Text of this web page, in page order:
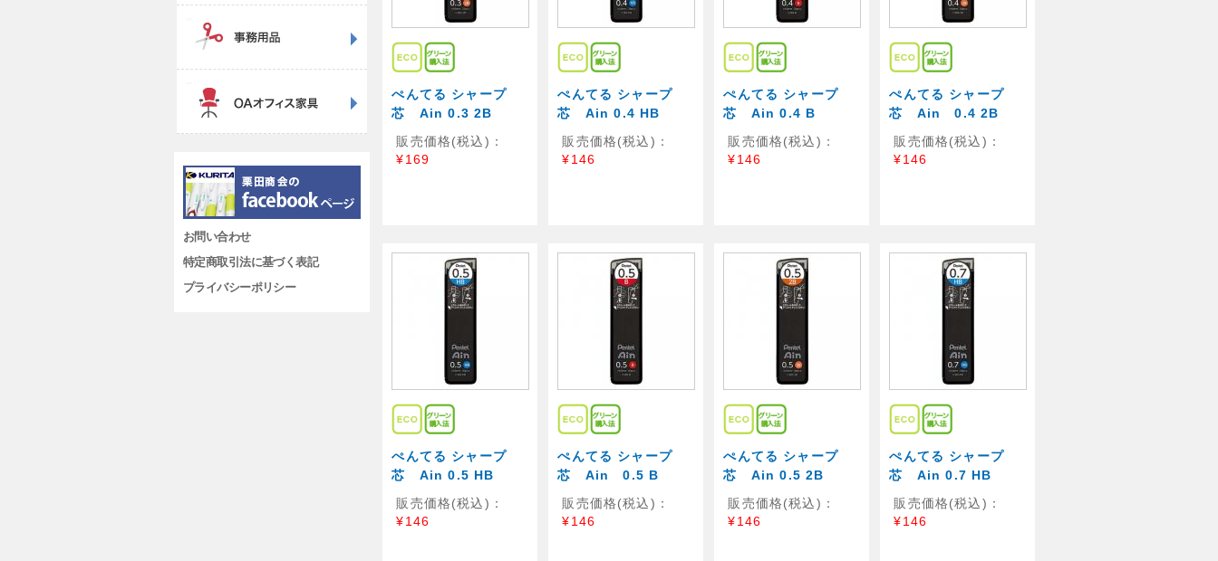
お問い合わせ
特定商取引法に基づく表記
プライバシーポリシー
ぺんてる シャープ
芯 Ain 0.3 2B
販売価格(税込)：
¥169
ぺんてる シャープ
芯 Ain 0.4 HB
販売価格(税込)：
¥146
ぺんてる シャープ
芯 Ain 0.4 B
販売価格(税込)：
¥146
ぺんてる シャープ
芯 Ain 0.4 2B
販売価格(税込)：
¥146
ぺんてる シャープ
芯 Ain 0.5 HB
販売価格(税込)：
¥146
ぺんてる シャープ
芯 Ain 0.5 B
販売価格(税込)：
¥146
ぺんてる シャープ
芯 Ain 0.5 2B
販売価格(税込)：
¥146
ぺんてる シャープ
芯 Ain 0.7 HB
販売価格(税込)：
¥146